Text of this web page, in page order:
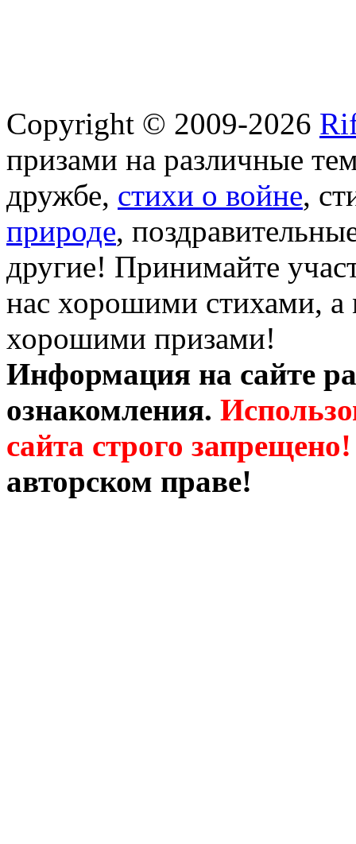
Copyright © 2009-2026
призами на различные
дружбе, стихи о войне,
природе,
другие! Принимайте
нас хорошими стихами, а
хорошими призами!
Информация на сайте
ознакомления.
сайта строго запрещено!
авторском праве!